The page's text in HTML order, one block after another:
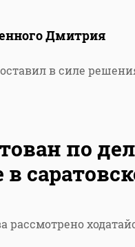
Дмитрия
в силе
по
рассмотрено